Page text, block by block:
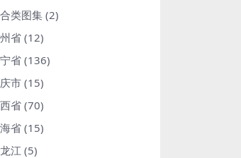
类图集 (2)
省 (12)
省 (136)
市 (15)
省 (70)
省 (15)
江 (5)